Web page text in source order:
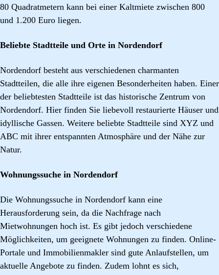
80 Quadratmetern kann bei einer Kaltmiete zwischen 800
und 1.200 Euro liegen.
Beliebte Stadtteile und Orte in Nordendorf
Nordendorf besteht aus verschiedenen charmanten
Stadtteilen, die alle ihre eigenen Besonderheiten haben. Einer
der beliebtesten Stadtteile ist das historische Zentrum von
Nordendorf. Hier finden Sie liebevoll restaurierte Häuser und
idyllische Gassen. Weitere beliebte Stadtteile sind XYZ und
ABC mit ihrer entspannten Atmosphäre und der Nähe zur
Natur.
Wohnungssuche in Nordendorf
Die Wohnungssuche in Nordendorf kann eine
Herausforderung sein, da die Nachfrage nach
Mietwohnungen hoch ist. Es gibt jedoch verschiedene
Möglichkeiten, um geeignete Wohnungen zu finden. Online-
Portale und Immobilienmakler sind gute Anlaufstellen, um
aktuelle Angebote zu finden. Zudem lohnt es sich,